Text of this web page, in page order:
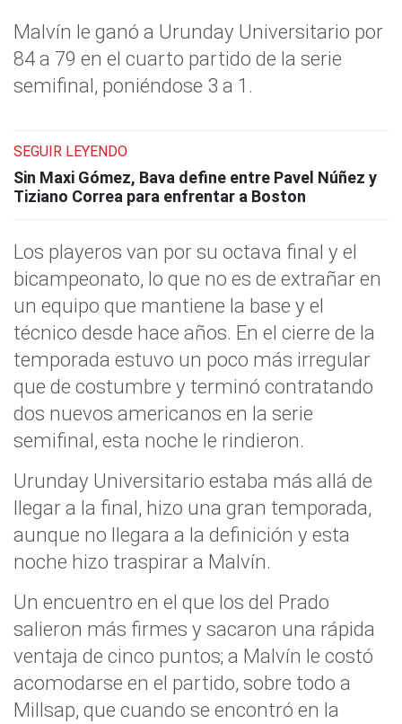
Malvín le ganó a Urunday Universitario por
84 a 79 en el cuarto partido de la serie
semifinal, poniéndose 3 a 1.
SEGUIR LEYENDO
Sin Maxi Gómez, Bava define entre Pavel Núñez y
Tiziano Correa para enfrentar a Boston
Los playeros van por su octava final y el
bicampeonato, lo que no es de extrañar en
un equipo que mantiene la base y el
técnico desde hace años. En el cierre de la
temporada estuvo un poco más irregular
que de costumbre y terminó contratando
dos nuevos americanos en la serie
semifinal, esta noche le rindieron.
Urunday Universitario estaba más allá de
llegar a la final, hizo una gran temporada,
aunque no llegara a la definición y esta
noche hizo traspirar a Malvín.
Un encuentro en el que los del Prado
salieron más firmes y sacaron una rápida
ventaja de cinco puntos; a Malvín le costó
acomodarse en el partido, sobre todo a
Millsap, que cuando se encontró en la